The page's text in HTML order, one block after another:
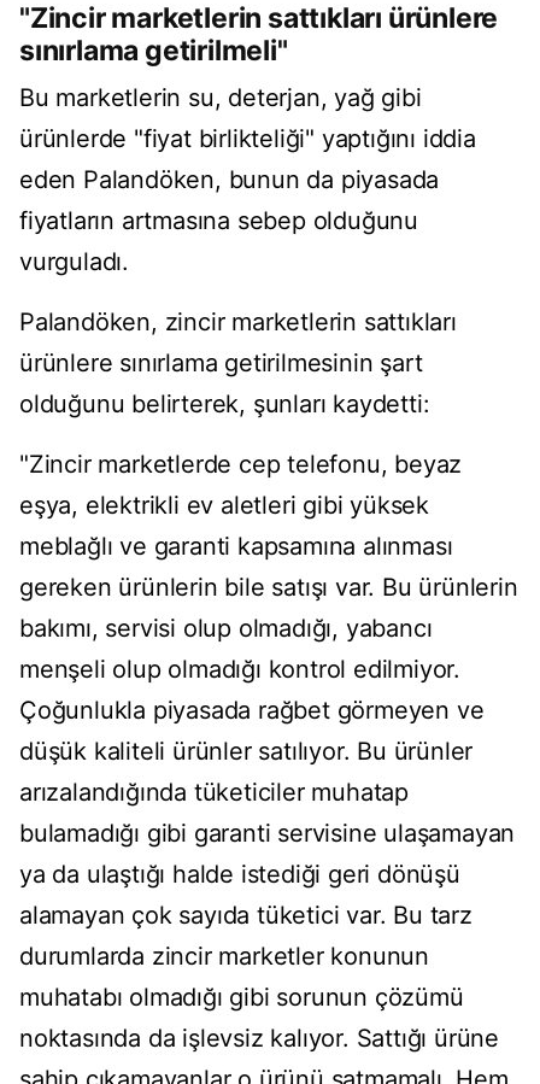
"Zincir marketlerin sattıkları ürünlere
sınırlama getirilmeli"
Bu marketlerin su, deterjan, yağ gibi
ürünlerde "fiyat birlikteliği" yaptığını iddia
eden Palandöken, bunun da piyasada
fiyatların artmasına sebep olduğunu
vurguladı.
Palandöken, zincir marketlerin sattıkları
ürünlere sınırlama getirilmesinin şart
olduğunu belirterek, şunları kaydetti:
"Zincir marketlerde cep telefonu, beyaz
eşya, elektrikli ev aletleri gibi yüksek
meblağlı ve garanti kapsamına alınması
gereken ürünlerin bile satışı var. Bu ürünlerin
bakımı, servisi olup olmadığı, yabancı
menşeli olup olmadığı kontrol edilmiyor.
Çoğunlukla piyasada rağbet görmeyen ve
düşük kaliteli ürünler satılıyor. Bu ürünler
arızalandığında tüketiciler muhatap
bulamadığı gibi garanti servisine ulaşamayan
ya da ulaştığı halde istediği geri dönüşü
alamayan çok sayıda tüketici var. Bu tarz
durumlarda zincir marketler konunun
muhatabı olmadığı gibi sorunun çözümü
noktasında da işlevsiz kalıyor. Sattığı ürüne